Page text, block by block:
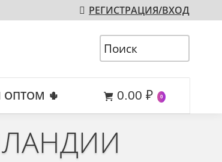
РЕГИСТРАЦИЯ/ВХОД
ОПТОМ 🌵 0.00 ₽ 0